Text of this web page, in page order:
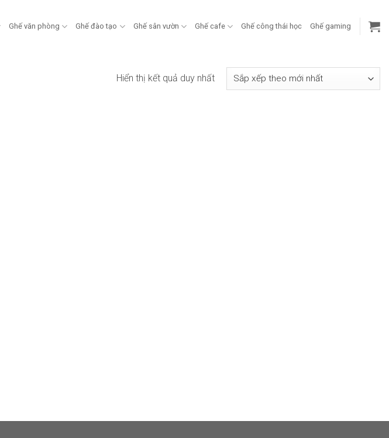
Ghế văn phòng Ghế đào tạo Ghế sân vườn Ghế cafe Ghế công thái học Ghế gaming
Hiển thị kết quả duy nhất